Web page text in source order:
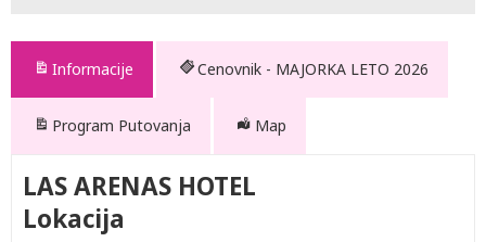
Informacije Cenovnik - MAJORKA LETO 2026
Program Putovanja Map
LAS ARENAS HOTEL
Lokacija